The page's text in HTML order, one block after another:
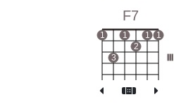
F7
1
3
1
2
1 1